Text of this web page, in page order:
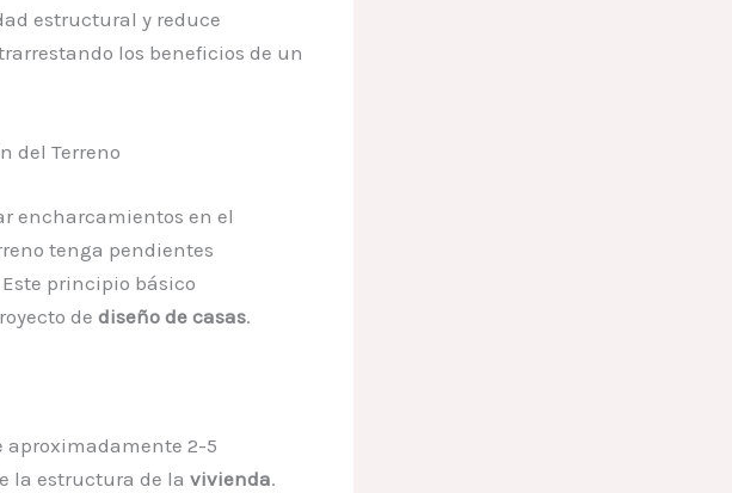
estructural y reduce
los beneficios de un
del Terreno
encharcamientos en el
tenga pendientes
principio básico
de diseño de casas.
aproximadamente 2-5
la estructura de la vivienda.